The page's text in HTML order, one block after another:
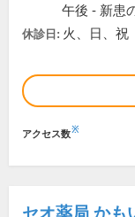
午後 - 新患
休診日: 火、日、祝
アクセス数※
セオ薬局 かも